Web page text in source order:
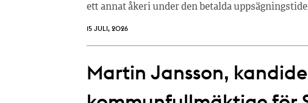
ett annat åkeri under den betalda
15 JULI, 2026
Martin Jansson,